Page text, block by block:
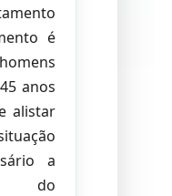
é
anos
alistar
a
do